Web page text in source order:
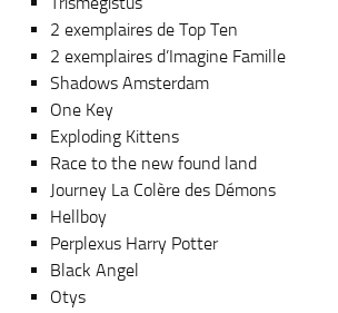
2 exemplaires de Top Ten
2 exemplaires d’Imagine Famille
Shadows Amsterdam
One Key
Exploding Kittens
Race to the new found land
Journey La Colère des Démons
Hellboy
Perplexus Harry Potter
Black Angel
Otys